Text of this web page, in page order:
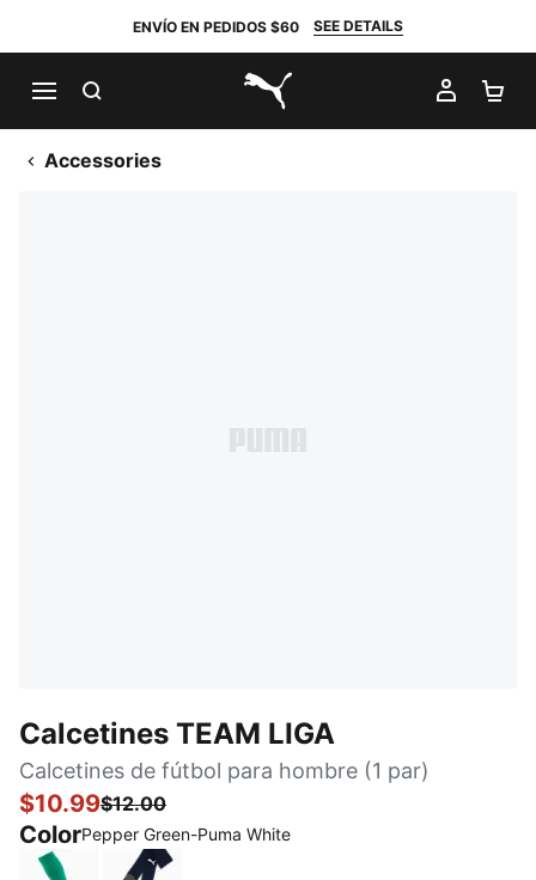
ENVÍO EN PEDIDOS $60 SEE DETAILS
PUMA.com
MI
Accessories
Calcetines TEAM LIGA
Calcetines de fútbol para hombre (1 par)
$10.99$12.00
ColorPepper Green-Puma White